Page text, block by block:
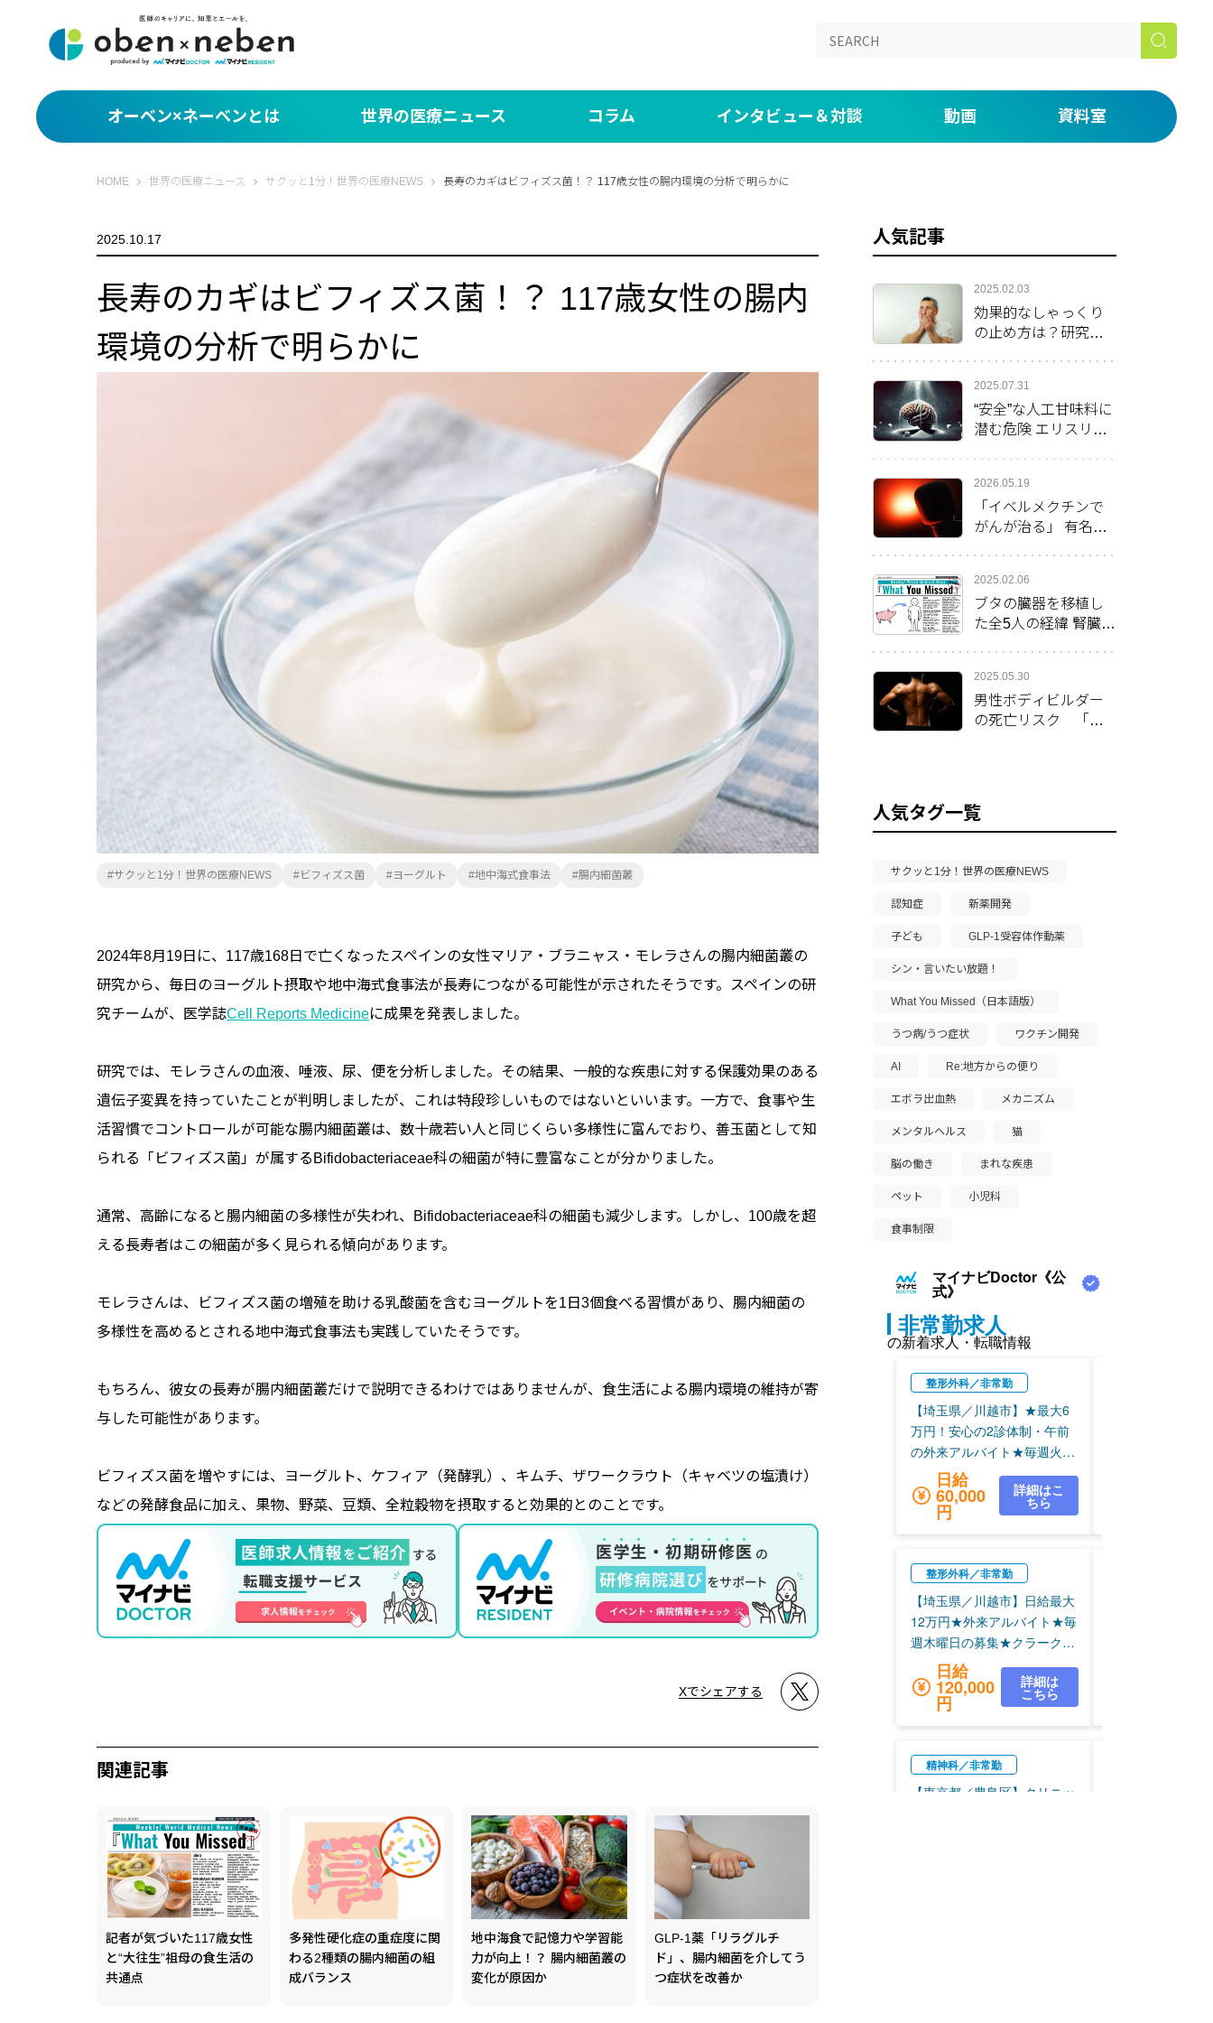
オーベン×ネーベンとは 世界の医療ニュース
サクッと1分！世界の医療NEWS
編集部セレクト 世界の医療News マイシュー
コラム
言いたい放題！
あした、ハッピーになぁれ！
もっと、あしたハッピーになぁれ！！
あした、ハッピーになぁれ！ リターンズ
地方からの便り
医師と先進医療技術とわたし
インタビュー＆対談
対談 研修医×専攻医【Naked】
社会医学系専門医の「いま・未来」
動画
医師の仕事道具を説明する by 鈴木ジェロニモ
One day―医師密着ドキュメンタリー―
資料室
HOME オーベン×ネーベン
世界の医療ニュース サクッと1分！世界の医療NEWS 長寿のカギはビフィズス菌！？ 117歳女性の腸内環境の分析で明らかに
2025.10.17
長寿のカギはビフィズス菌！？ 117歳女性の腸内
環境の分析で明らかに
サクッと1分！世界の医療NEWS ビフィズス菌 ヨーグルト 地中海式食事法 腸内細菌叢
2024年8月19日に、117歳168日で亡くなったスペインの女性マリア・ブラニャス・モレラさんの腸内細菌叢の
研究から、毎日のヨーグルト摂取や地中海式食事法が長寿につながる可能性が示されたそうです。スペインの研
究チームが、医学誌Cell Reports Medicineに成果を発表しました。
研究では、モレラさんの血液、唾液、尿、便を分析しました。その結果、一般的な疾患に対する保護効果のある
遺伝子変異を持っていたことが判明しましたが、これは特段珍しいものではないといいます。一方で、食事や生
活習慣でコントロールが可能な腸内細菌叢は、数十歳若い人と同じくらい多様性に富んでおり、善玉菌として知
られる「ビフィズス菌」が属するBifidobacteriaceae科の細菌が特に豊富なことが分かりました。
通常、高齢になると腸内細菌の多様性が失われ、Bifidobacteriaceae科の細菌も減少します。しかし、100歳を超
える長寿者はこの細菌が多く見られる傾向があります。
モレラさんは、ビフィズス菌の増殖を助ける乳酸菌を含むヨーグルトを1日3個食べる習慣があり、腸内細菌の
多様性を高めるとされる地中海式食事法も実践していたそうです。
もちろん、彼女の長寿が腸内細菌叢だけで説明できるわけではありませんが、食生活による腸内環境の維持が寄
与した可能性があります。
ビフィズス菌を増やすには、ヨーグルト、ケフィア（発酵乳）、キムチ、ザワークラウト（キャベツの塩漬け）
などの発酵食品に加え、果物、野菜、豆類、全粒穀物を摂取すると効果的とのことです。
Xでシェアする
関連記事
記者が気づいた117歳女性
と“大往生”祖母の食生活の
共通点
多発性硬化症の重症度に関
わる2種類の腸内細菌の組
成バランス
地中海食で記憶力や学習能
力が向上！？ 腸内細菌叢の
変化が原因か
GLP-1薬「リラグルチ
ド」、腸内細菌を介してう
つ症状を改善か
人気記事
2025.02.03
効果的なしゃっくり
の止め方は？研究チ
2025.07.31
“安全”な人工甘味料に
潜む危険 エリスリト
2026.05.19
「イベルメクチンで
がんが治る」 有名俳
2025.02.06
ブタの臓器を移植し
た全5人の経緯 腎臓移
2025.05.30
男性ボディビルダー
の死亡リスク 「心
人気タグ一覧
サクッと1分！世界の医療NEWS
認知症 新薬開発
子ども GLP-1受容体作動薬
シン・言いたい放題！
What You Missed（日本語版）
うつ病/うつ症状 ワクチン開発
AI Re:地方からの便り
エボラ出血熱 メカニズム
メンタルヘルス 猫
脳の働き まれな疾患
ペット 小児科
食事制限